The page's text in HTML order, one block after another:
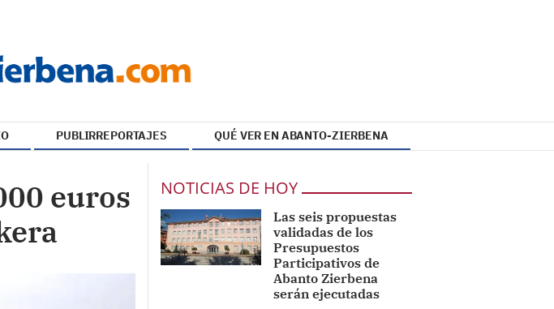
PUBLIRREPORTAJES QUÉ VER EN ABANTO-ZIERBENA
euros
NOTICIAS DE HOY
Las seis propuestas
validadas de los
Presupuestos
Participativos de
Abanto Zierbena
serán ejecutadas